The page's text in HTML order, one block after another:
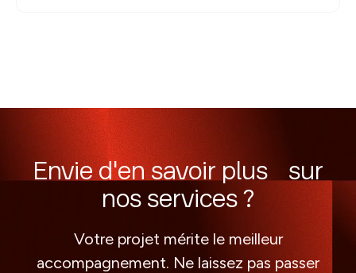
Envie d'en savoir plus sur
nos services ?
Votre projet mérite le meilleur
accompagnement. Ne laissez pas passer